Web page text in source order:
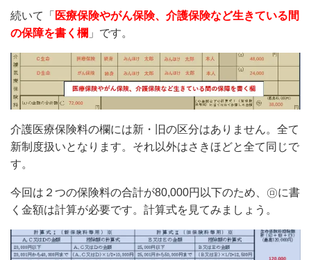
続いて「 医療保険やがん保険、介護保険など生きている間
の保障を書く欄 」です。
介護医療保険料の欄には新・旧の区分はありません。全て
新制度扱いとなります。それ以外はさきほどと全て同じで
す。
今回は２つの保険料の合計が80,000円以下のため、㋺に書
く金額は計算が必要です。計算式を見てみましょう。